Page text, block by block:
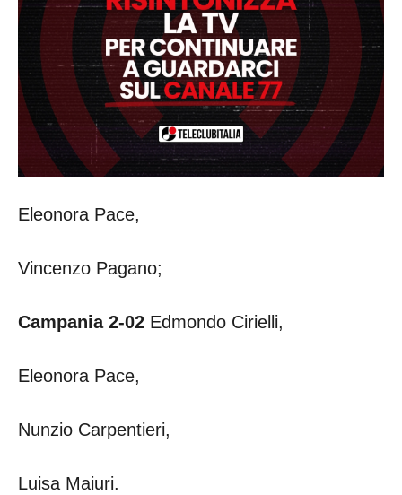
Eleonora Pace,
Vincenzo Pagano;
Campania 2-02 Edmondo Cirielli,
Eleonora Pace,
Nunzio Carpentieri,
Luisa Maiuri.